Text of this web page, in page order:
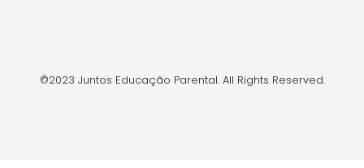
©2023 Juntos Educação Parental. All Rights Reserved.